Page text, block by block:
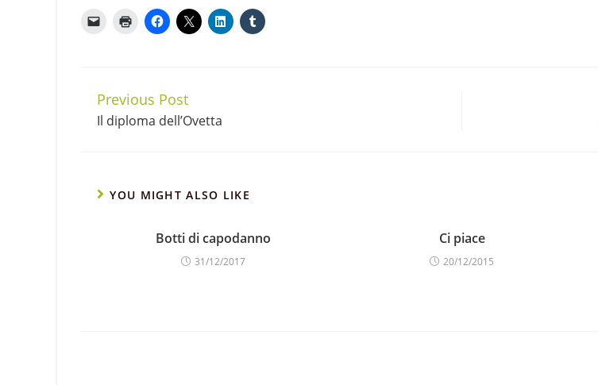
Continue
Reading
Previous Post
Il diploma dell’Ovetta
YOU MIGHT ALSO LIKE
Botti di capodanno
31/12/2017
Ci piace
20/12/2015